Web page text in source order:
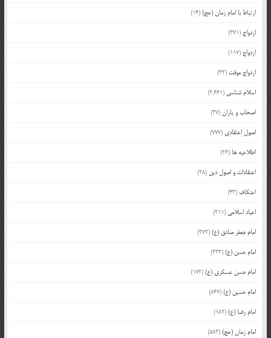
ارتباط با امام زمان (عج)(14)
ازدواج (371)
ازدواج (117)
ازدواج موقت (32)
اسلام شناسی (2,661)
اصحاب و یاران(37)
اصول اعتقادی (777)
اطلاعیه ها (26)
اعتقادات و اصول دین (28)
اعتکاف (43)
اعیاد اسلامی (211)
امام جعفر صادق (ع)(372)
امام حسن (ع)(233)
امام حسن عسکری (ع)(172)
امام حسین (ع)(847)
امام رضا (ع)(182)
امام زمان (عج)(583)